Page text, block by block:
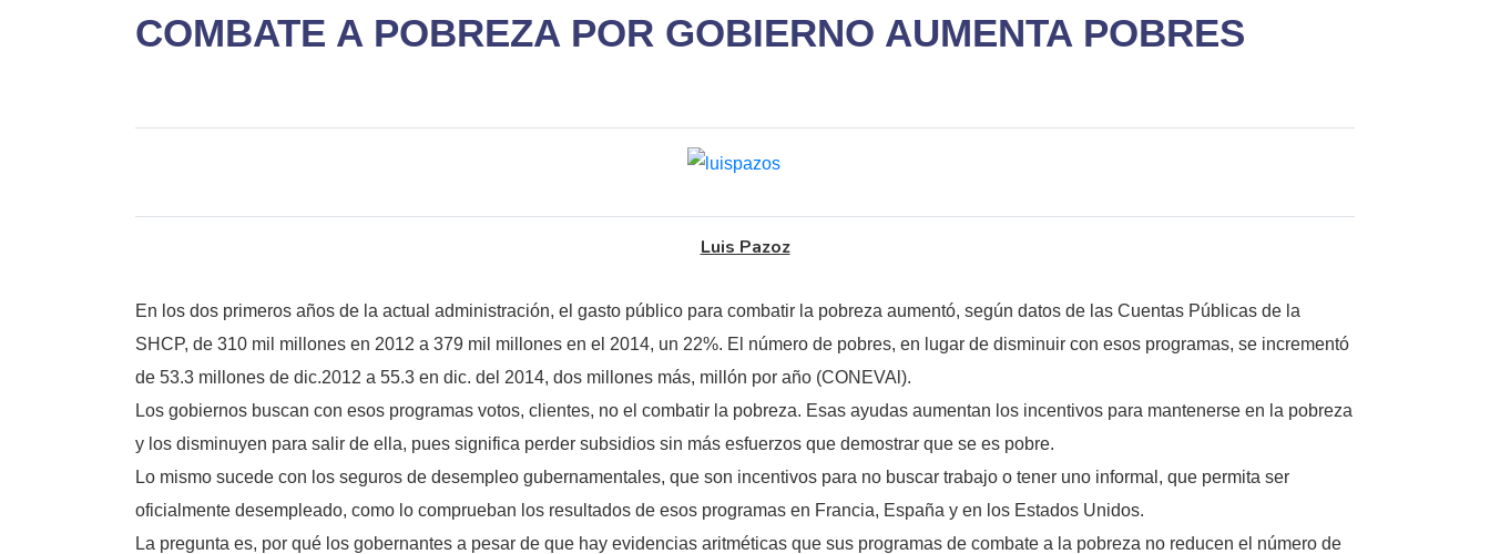
COMBATE A POBREZA POR GOBIERNO AUMENTA POBRES
Luis Pazoz
En los dos primeros años de la actual administración, el gasto público para combatir la pobreza aumentó, según datos de las Cuentas Públicas de la
SHCP, de 310 mil millones en 2012 a 379 mil millones en el 2014, un 22%. El número de pobres, en lugar de disminuir con esos programas, se incrementó
de 53.3 millones de dic.2012 a 55.3 en dic. del 2014, dos millones más, millón por año (CONEVAl).
Los gobiernos buscan con esos programas votos, clientes, no el combatir la pobreza. Esas ayudas aumentan los incentivos para mantenerse en la pobreza
y los disminuyen para salir de ella, pues significa perder subsidios sin más esfuerzos que demostrar que se es pobre.
Lo mismo sucede con los seguros de desempleo gubernamentales, que son incentivos para no buscar trabajo o tener uno informal, que permita ser
oficialmente desempleado, como lo comprueban los resultados de esos programas en Francia, España y en los Estados Unidos.
La pregunta es, por qué los gobernantes a pesar de que hay evidencias aritméticas que sus programas de combate a la pobreza no reducen el número de